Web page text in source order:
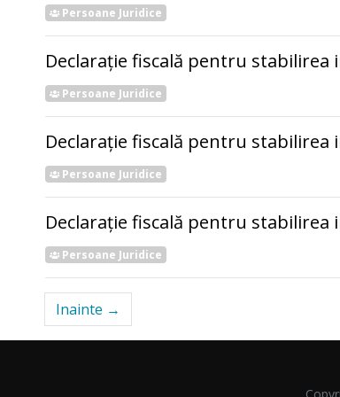
Persoane Juridice
Declarație fiscală pentru
Persoane Juridice
Declarație fiscală pentru
Persoane Juridice
Declarație fiscală pentru
Persoane Juridice
Inainte →